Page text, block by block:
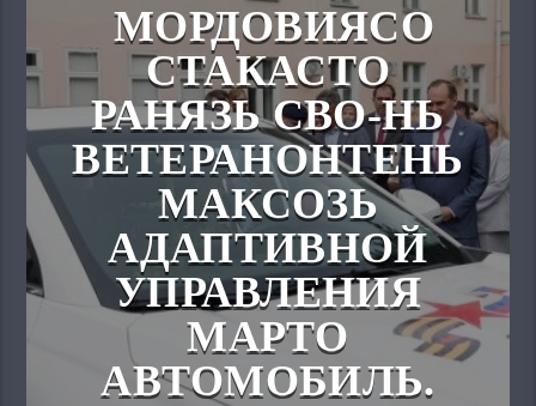
МОРДОВИЯСО
СТАКАСТО
РАНЯЗЬ СВО-НЬ
ВЕТЕРАНОНТЕНЬ
МАКСОЗЬ
АДАПТИВНОЙ
УПРАВЛЕНИЯ
МАРТО
АВТОМОБИЛЬ.